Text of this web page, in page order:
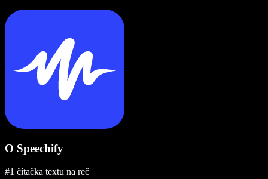
O Speechify
#1 čítačka textu na reč